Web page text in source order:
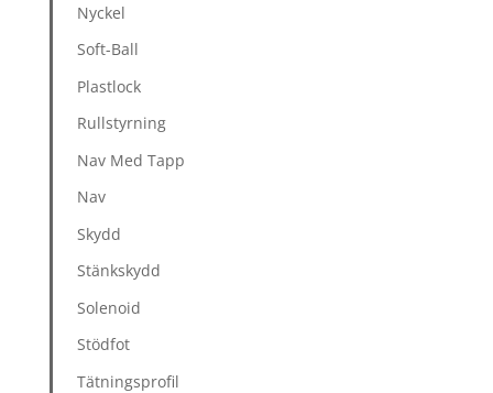
Nyckel
Soft-Ball
Plastlock
Rullstyrning
Nav Med Tapp
Nav
Skydd
Stänkskydd
Solenoid
Stödfot
Tätningsprofil